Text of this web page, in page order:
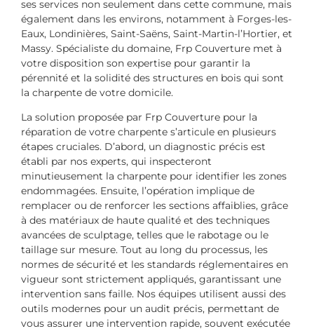
ses services non seulement dans cette commune, mais
également dans les environs, notamment à Forges-les-
Eaux, Londinières, Saint-Saëns, Saint-Martin-l’Hortier, et
Massy. Spécialiste du domaine, Frp Couverture met à
votre disposition son expertise pour garantir la
pérennité et la solidité des structures en bois qui sont
la charpente de votre domicile.
La solution proposée par Frp Couverture pour la
réparation de votre charpente s’articule en plusieurs
étapes cruciales. D’abord, un diagnostic précis est
établi par nos experts, qui inspecteront
minutieusement la charpente pour identifier les zones
endommagées. Ensuite, l’opération implique de
remplacer ou de renforcer les sections affaiblies, grâce
à des matériaux de haute qualité et des techniques
avancées de sculptage, telles que le rabotage ou le
taillage sur mesure. Tout au long du processus, les
normes de sécurité et les standards réglementaires en
vigueur sont strictement appliqués, garantissant une
intervention sans faille. Nos équipes utilisent aussi des
outils modernes pour un audit précis, permettant de
vous assurer une intervention rapide, souvent exécutée